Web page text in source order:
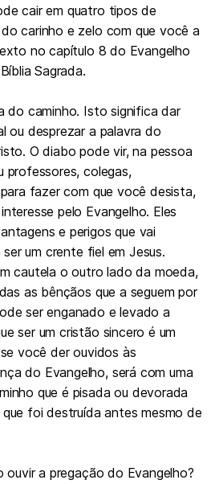
cair em quatro tipos de
carinho e zelo com que você a
no capítulo 8 do Evangelho
Sagrada.
do caminho. Isto significa dar
ou desprezar a palavra do
O diabo pode vir, na pessoa
professores, colegas,
fazer com que você desista,
pelo Evangelho. Eles
e perigos que vai
um crente fiel em Jesus.
cautela o outro lado da moeda,
as bênçãos que a seguem por
ser enganado e levado a
ser um cristão sincero é um
você der ouvidos às
do Evangelho, será com uma
que é pisada ou devorada
foi destruída antes mesmo de
a pregação do Evangelho?